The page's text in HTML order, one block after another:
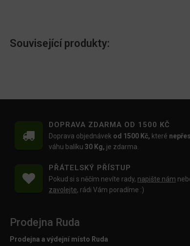
Související produkty:
DOPRAVA ZDARMA OD 1500 KČ
Doprava objednávek od 1500 Kč, které
váhu balíku30 Kg, je zdarma.
PŘÁTELSKÝ PŘÍSTUP
Pokud si s něčím nevíte rady, napište nám
zavolejte, rádi Vám poradíme :)
Prodejna Ruda
Prodejna a výdejní místo Ruda